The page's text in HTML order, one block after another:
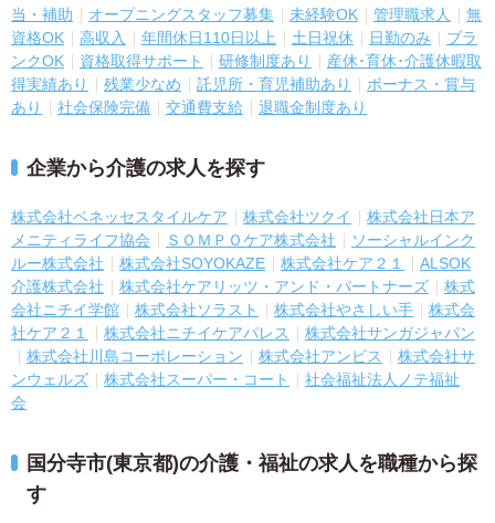
当・補助
オープニングスタッフ募集 未経験OK 管理職求人
無
資格OK
高収入 年間休日110日以上 土日祝休 日勤のみ
ブラ
ンクOK
資格取得サポート 研修制度あり
産休･育休･介護休暇取
得実績あり
残業少なめ 託児所・育児補助あり
ボーナス・賞与
あり
社会保険完備 交通費支給 退職金制度あり
企業から介護の求人を探す
株式会社ベネッセスタイルケア 株式会社ツクイ
株式会社日本ア
メニティライフ協会
ＳＯＭＰＯケア株式会社
ソーシャルインク
ルー株式会社
株式会社SOYOKAZE 株式会社ケア２１
ALSOK
介護株式会社
株式会社ケアリッツ・アンド・パートナーズ
株式
会社ニチイ学館
株式会社ソラスト 株式会社やさしい手
株式会
社ケア２１
株式会社ニチイケアパレス
株式会社サンガジャパン
株式会社川島コーポレーション
株式会社アンビス
株式会社サ
ンウェルズ
株式会社スーパー・コート
社会福祉法人ノテ福祉
会
国分寺市(東京都)の介護・福祉の求人を職種から探
す